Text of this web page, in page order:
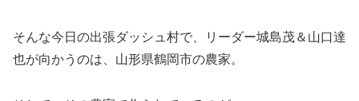
そんな今日の出張ダッシュ村で、リーダー城島茂＆山口達
也が向かうのは、山形県鶴岡市の農家。